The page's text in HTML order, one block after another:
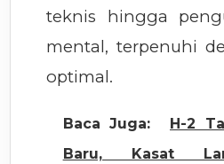
teknis hingga
mental, terpenuhi
optimal.
Baca Juga:
H-2
Baru, Kasat